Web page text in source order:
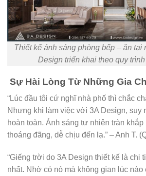
Thiết kế ánh sáng phòng bếp – ăn tại
Design triển khai theo quy
Sự Hài Lòng Từ Những Gia
“Lúc đầu tôi cứ nghĩ nhà phố thì chắc
Nhưng khi làm việc với 3A Design, suy
hoàn toàn. Ánh sáng tự nhiên tràn
thoáng đãng, dễ chịu đến lạ.” – Anh T.
“Giếng trời do 3A Design thiết kế là chi
nhất. Nhờ có nó mà không gian lúc nào